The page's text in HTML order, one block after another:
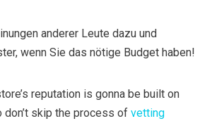
anderer Leute dazu und
wenn Sie das nötige Budget haben!
reputation is gonna be built on
don’t skip the process of vetting